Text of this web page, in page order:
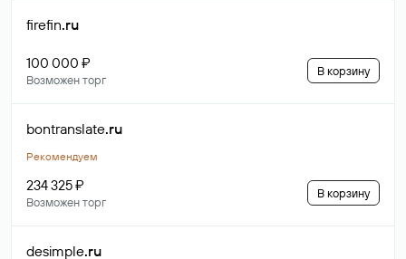
firefin.ru
100 000 ₽
Возможен торг
В корзину
bontranslate.ru
Рекомендуем
234 325 ₽
Возможен торг
В корзину
desimple.ru